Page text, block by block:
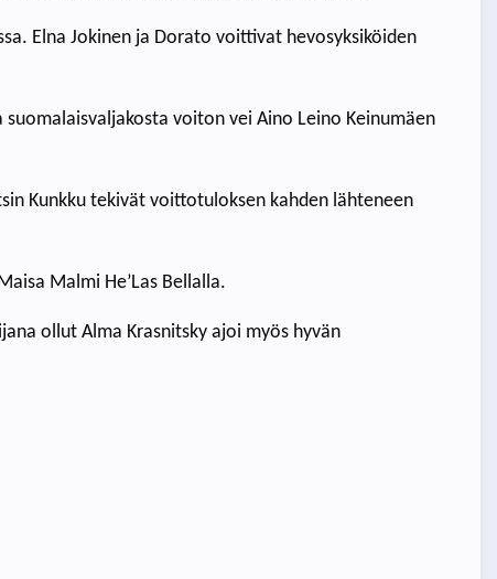
Elna Jokinen ja Dorato voittivat hevosyksiköiden
voiton vei Aino Leino Keinumäen
Kunkku tekivät voittotuloksen kahden lähteneen
Malmi He’Las Bellalla.
ollut Alma Krasnitsky ajoi myös hyvän